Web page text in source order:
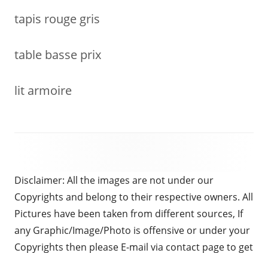
tapis rouge gris
table basse prix
lit armoire
Disclaimer: All the images are not under our
Copyrights and belong to their respective owners. All
Pictures have been taken from different sources, If
any Graphic/Image/Photo is offensive or under your
Copyrights then please E-mail via contact page to get